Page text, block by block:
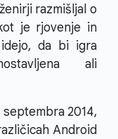
razmišljal o
je rjovenje in
da bi igra
ali
2014,
Android